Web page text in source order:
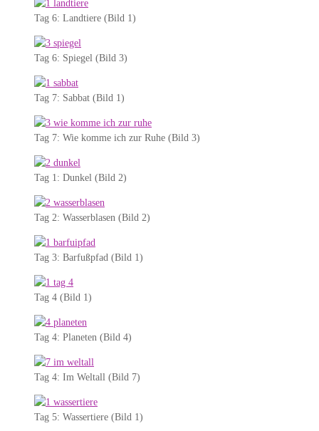
Tag 6: Landtiere (Bild 1)
Tag 6: Spiegel (Bild 3)
Tag 7: Sabbat (Bild 1)
Tag 7: Wie komme ich zur Ruhe (Bild 3)
Tag 1: Dunkel (Bild 2)
Tag 2: Wasserblasen (Bild 2)
Tag 3: Barfußpfad (Bild 1)
Tag 4 (Bild 1)
Tag 4: Planeten (Bild 4)
Tag 4: Im Weltall (Bild 7)
Tag 5: Wassertiere (Bild 1)